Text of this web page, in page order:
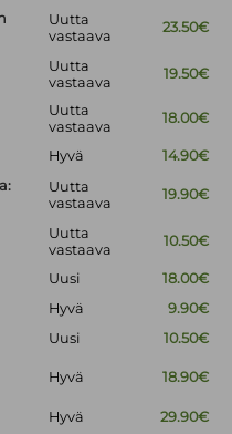
Uutta
vastaava
23.50€
Uutta
vastaava
19.50€
Uutta
vastaava
18.00€
Hyvä
14.90€
Uutta
vastaava
19.90€
Uutta
vastaava
10.50€
Uusi
18.00€
Hyvä
9.90€
Uusi
10.50€
Hyvä 18.90€
Hyvä
29.90€